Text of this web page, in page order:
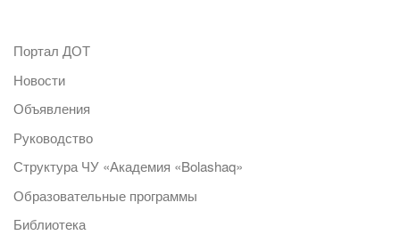
Портал ДОТ
Новости
Объявления
Руководство
Структура ЧУ «Академия «Bolashaq»
Образовательные программы
Библиотека